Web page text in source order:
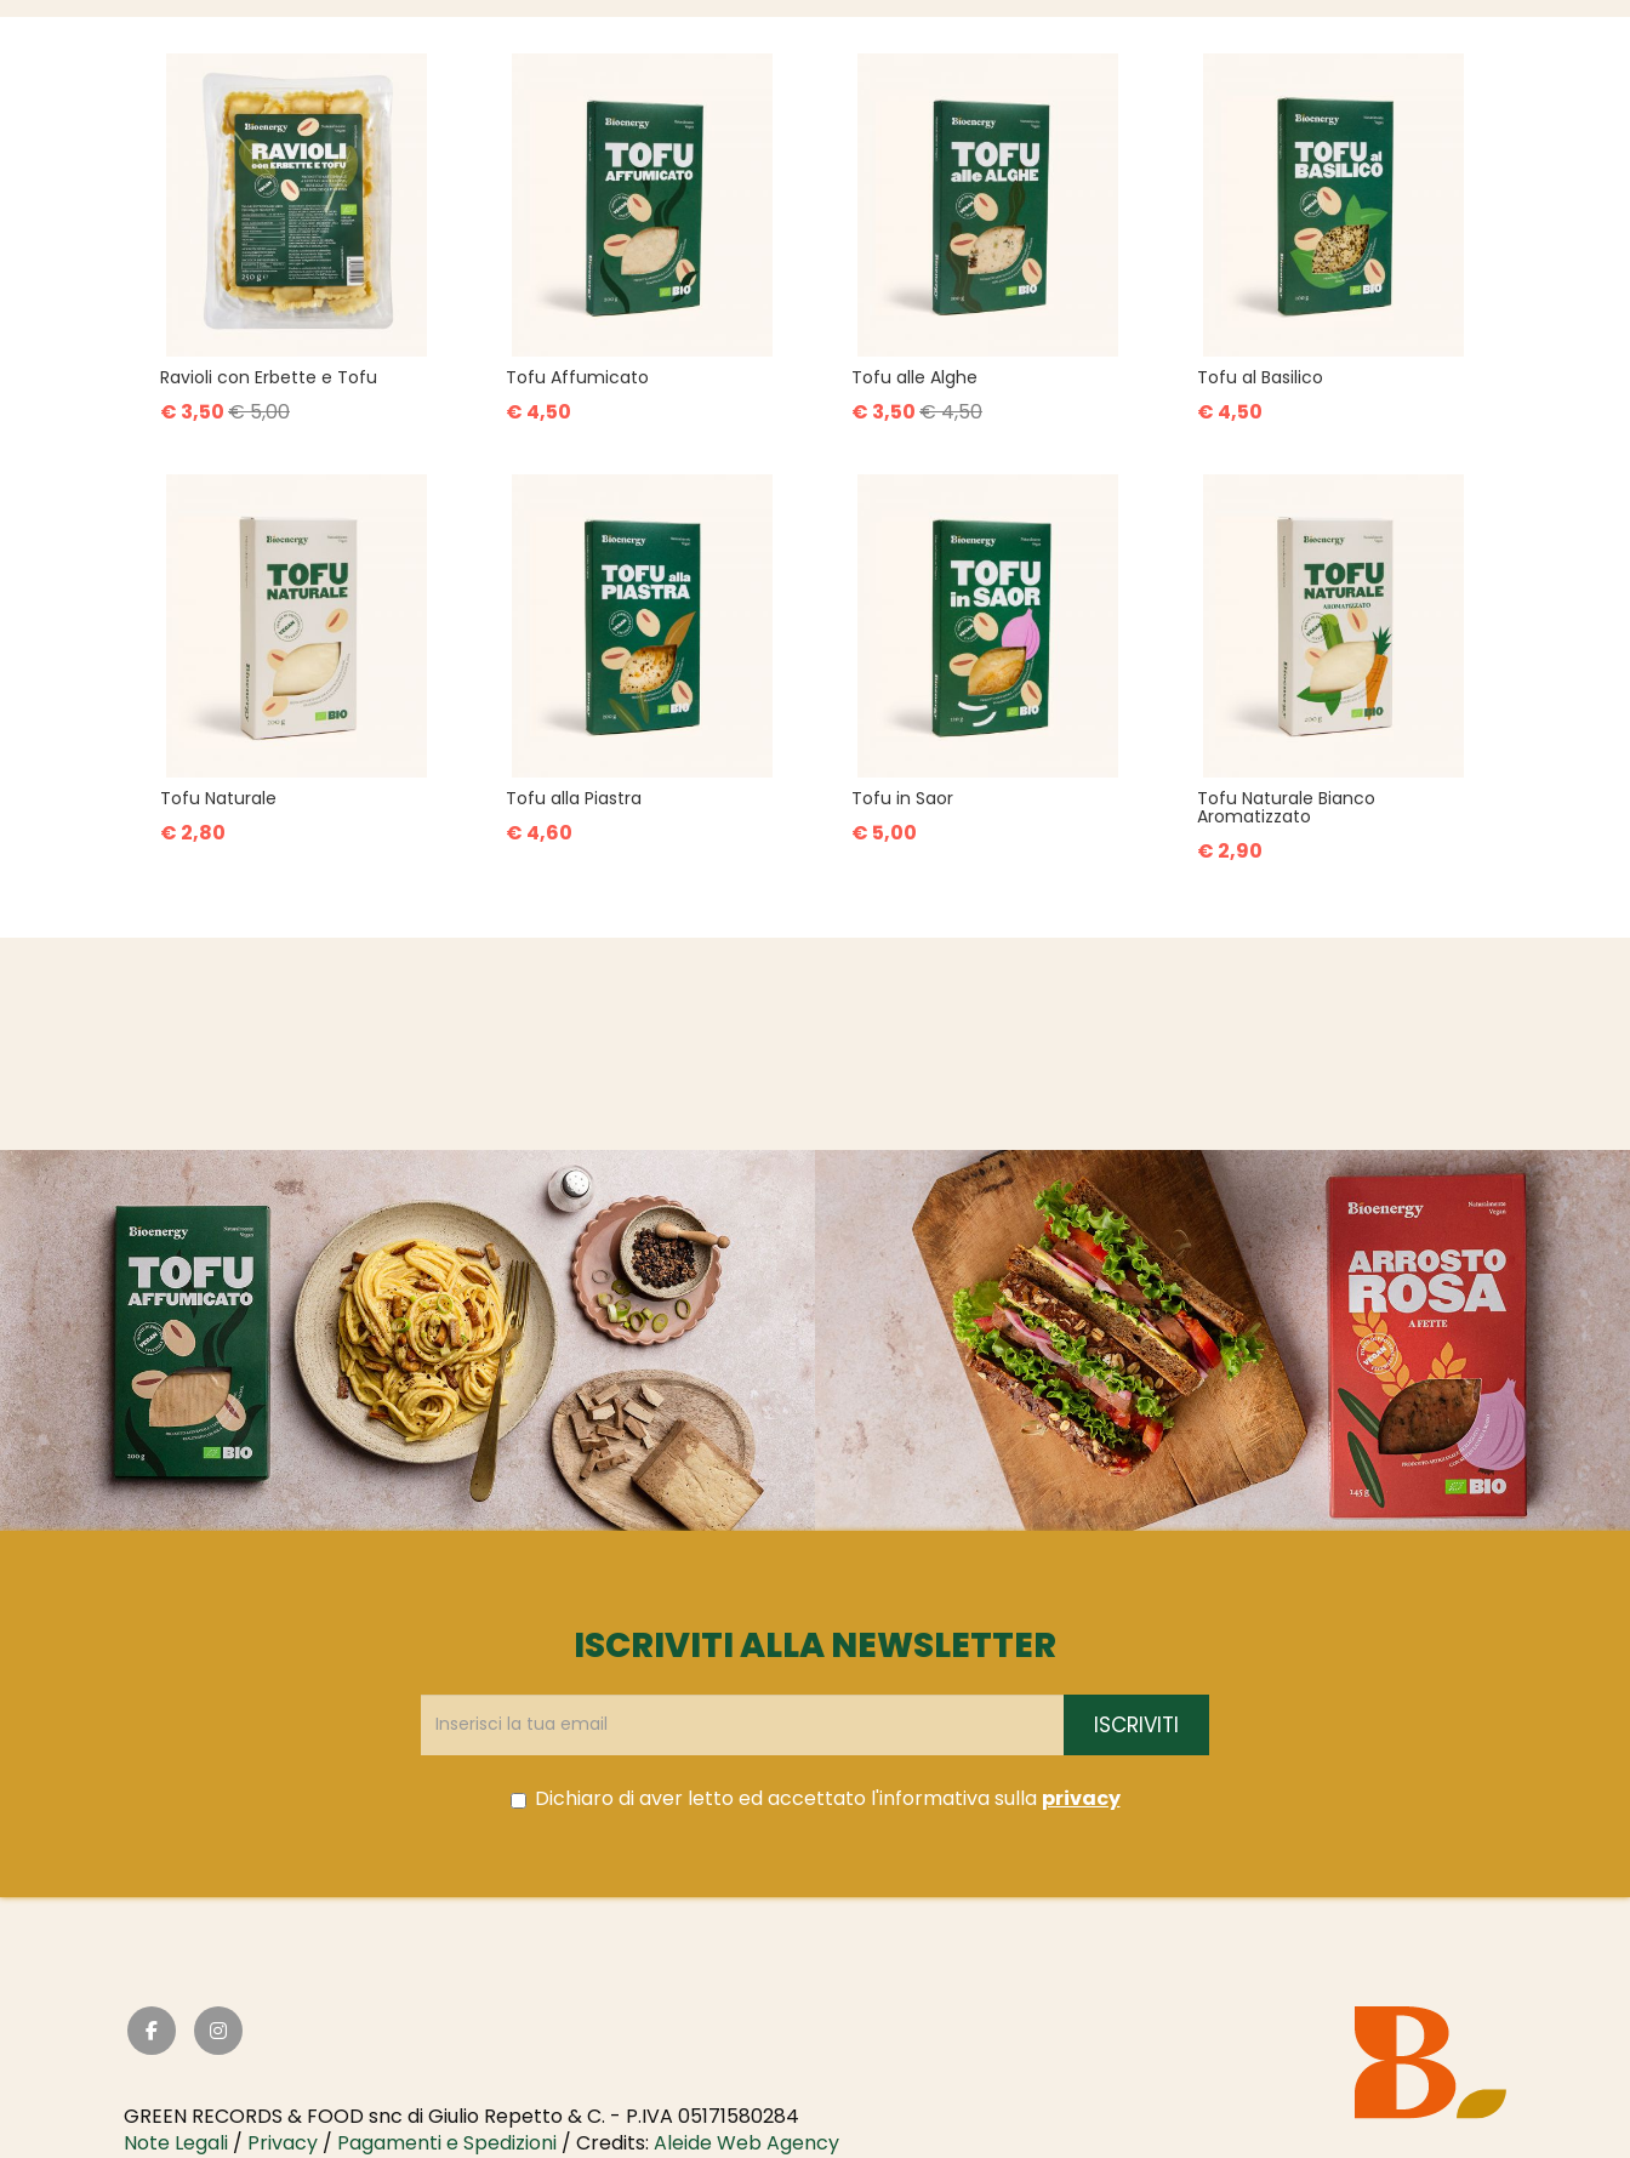
Ravioli con Erbette e Tofu
€ 3,50€ 5,00
Tofu Affumicato
€ 4,50
Tofu alle Alghe
€ 3,50€ 4,50
Tofu al Basilico
€ 4,50
Tofu Naturale
€ 2,80
Tofu alla Piastra
€ 4,60
Tofu in Saor
€ 5,00
Tofu Naturale Bianco
Aromatizzato
€ 2,90
ISCRIVITI ALLA NEWSLETTER
ISCRIVITI
Dichiaro di aver letto ed accettato l'informativa sulla privacy
GREEN RECORDS & FOOD snc di Giulio Repetto & C. - P.IVA 05171580284
Note Legali / Privacy / Pagamenti e Spedizioni / Credits: Aleide Web Agency